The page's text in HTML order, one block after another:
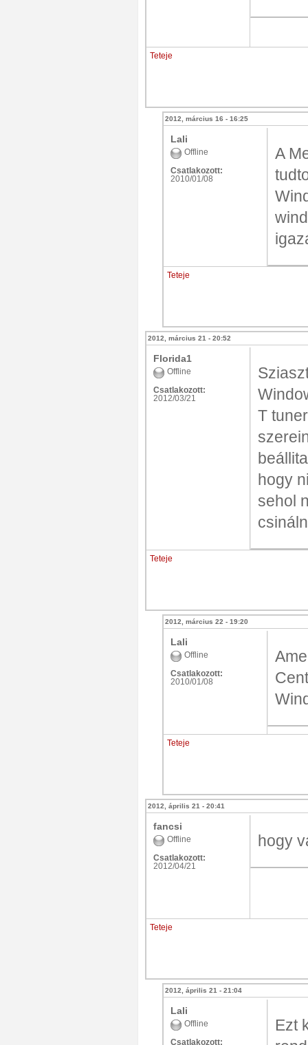
Teteje
2012, március 16 - 16:25
Lali
Offline
Csatlakozott:
2010/01/08
A
Teteje
2012, március 21 - 20:52
Florida1
Offline
Csatlakozott:
2012/03/21
T
hogy
sehol
Teteje
2012, március 22 - 19:20
Lali
Offline
Csatlakozott:
2010/01/08
Teteje
2012, április 21 - 20:41
fancsi
Offline
Csatlakozott:
2012/04/21
hogy
Teteje
2012, április 21 - 21:04
Lali
Offline
Csatlakozott:
Ezt